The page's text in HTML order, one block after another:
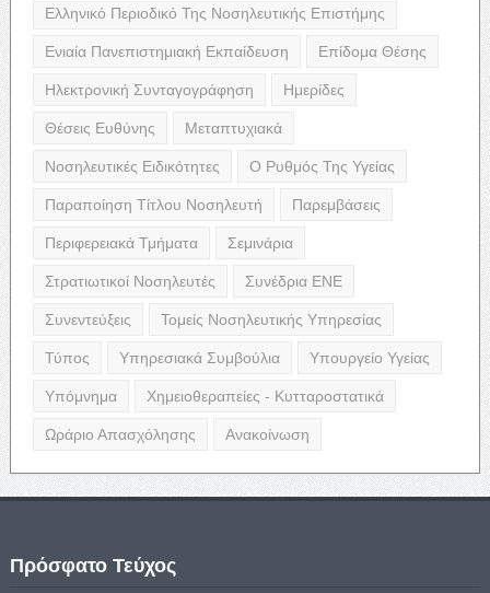
Ελληνικό Περιοδικό Της Νοσηλευτικής Επιστήμης
Ενιαία Πανεπιστημιακή Εκπαίδευση Επίδομα Θέσης
Ηλεκτρονική Συνταγογράφηση Ημερίδες
Θέσεις Ευθύνης Μεταπτυχιακά
Νοσηλευτικές Ειδικότητες Ο Ρυθμός Της Υγείας
Παραποίηση Τίτλου Νοσηλευτή Παρεμβάσεις
Περιφερειακά Τμήματα Σεμινάρια
Στρατιωτικοί Νοσηλευτές Συνέδρια ΕΝΕ
Συνεντεύξεις Τομείς Νοσηλευτικής Υπηρεσίας
Τύπος Υπηρεσιακά Συμβούλια Υπουργείο Υγείας
Υπόμνημα Χημειοθεραπείες - Κυτταροστατικά
Ωράριο Απασχόλησης Ανακοίνωση
Πρόσφατο Τεύχος